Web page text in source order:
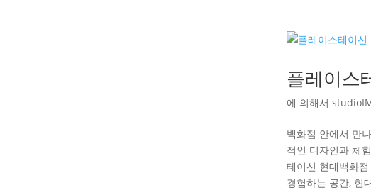
플레이스
에 의해서
백화점 안에서 만
적인 디자인과 체
테이션 현대백화
경험하는 공간, 현